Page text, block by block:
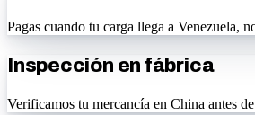
Pagas cuando tu carga llega a Venezuela,
Inspección en fábrica
Verificamos tu mercancía en China antes